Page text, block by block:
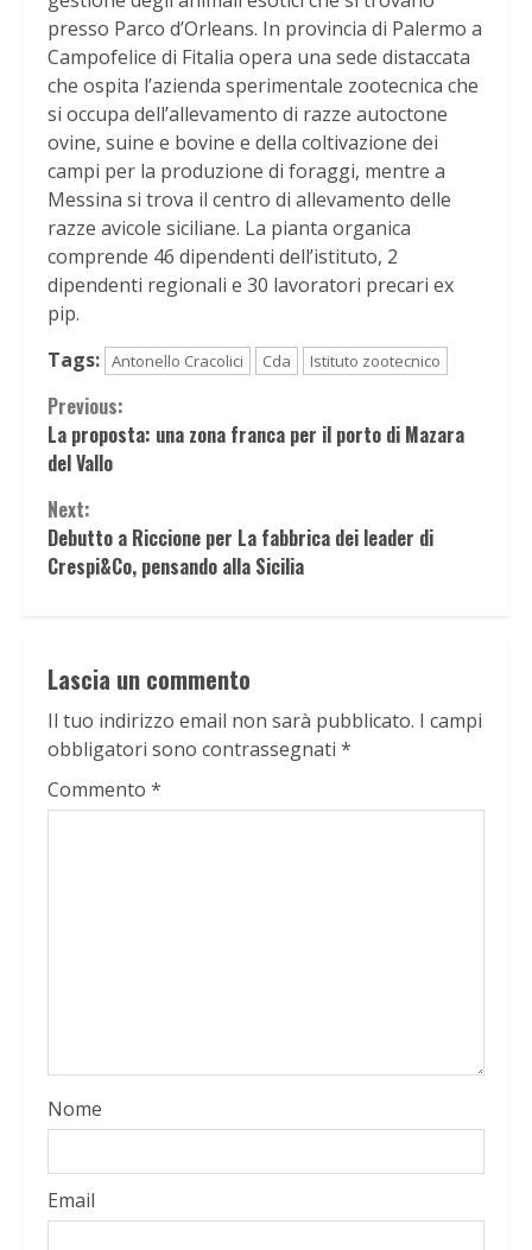
presso Parco d’Orleans. In provincia di Palermo a
Campofelice di Fitalia opera una sede distaccata
che ospita l’azienda sperimentale zootecnica che
si occupa dell’allevamento di razze autoctone
ovine, suine e bovine e della coltivazione dei
campi per la produzione di foraggi, mentre a
Messina si trova il centro di allevamento delle
razze avicole siciliane. La pianta organica
comprende 46 dipendenti dell’istituto, 2
dipendenti regionali e 30 lavoratori precari ex
pip.
Tags: Antonello Cracolici Cda Istituto zootecnico
Continue
Reading
Previous:
La proposta: una zona franca per il porto di Mazara
del Vallo
Next:
Debutto a Riccione per La fabbrica dei leader di
Crespi&Co, pensando alla Sicilia
Lascia un commento
Il tuo indirizzo email non sarà pubblicato. I campi
obbligatori sono contrassegnati *
Commento *
Nome
Email